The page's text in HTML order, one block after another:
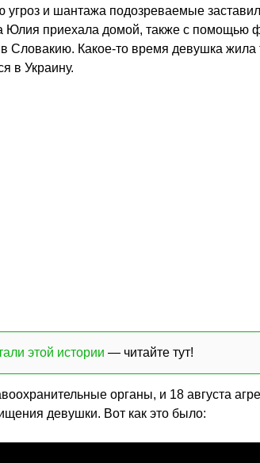
и шантажа подозреваемые
Юлия приехала домой, также с помощью
Словакию. Какое-то время девушка жила
в Украину.
этой истории — читайте тут!
органы, и 18 августа
девушки. Вот как это было: